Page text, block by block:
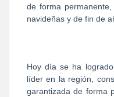
de forma
navideñas y de fin de
Hoy día se ha
líder en la región,
garantizada de forma